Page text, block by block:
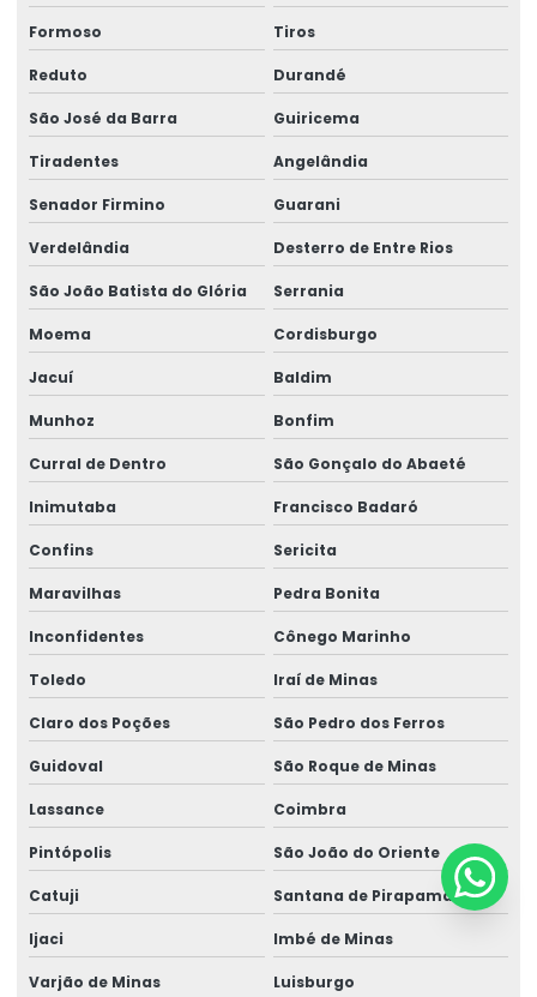
Formoso Tiros
Reduto Durandé
São José da Barra Guiricema
Tiradentes Angelândia
Senador Firmino Guarani
Verdelândia Desterro de Entre Rios
São João Batista do Glória Serrania
Moema Cordisburgo
Jacuí Baldim
Munhoz Bonfim
Curral de Dentro São Gonçalo do Abaeté
Inimutaba Francisco Badaró
Confins Sericita
Maravilhas Pedra Bonita
Inconfidentes Cônego Marinho
Toledo Iraí de Minas
Claro dos Poções São Pedro dos Ferros
Guidoval São Roque de Minas
Lassance Coimbra
Pintópolis São João do Oriente
Catuji Santana de Pirapama
Ijaci Imbé de Minas
Varjão de Minas Luisburgo